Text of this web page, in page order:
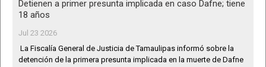
Detienen a primer presunta implicada en caso Dafne; tiene
18 años
Jul 23 2026
La Fiscalía General de Justicia de Tamaulipas informó sobre la
detención de la primera presunta implicada en la muerte de Dafne